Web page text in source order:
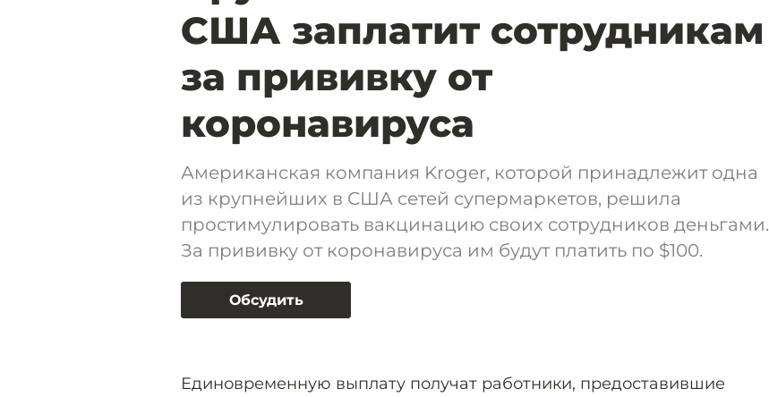
США заплатит сотрудникам
за прививку от
коронавируса
Американская компания Kroger, которой принадлежит одна
из крупнейших в США сетей супермаркетов, решила
простимулировать вакцинацию своих сотрудников деньгами.
За прививку от коронавируса им будут платить по $100.
Обсудить
Единовременную выплату получат работники, предоставившие